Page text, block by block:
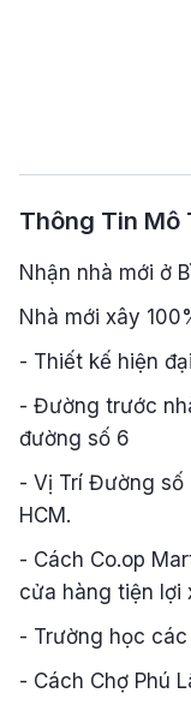
Thông Tin Mô
Nhận nhà mới ở
Nhà mới xây
- Thiết kế hiện
- Đường trước
đường số 6
- Vị Trí Đường số
HCM.
- Cách Co.op
cửa hàng tiện lợi
- Trường học các
- Cách Chợ Phú